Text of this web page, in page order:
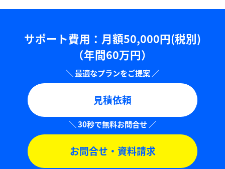
サポート費用：⽉額50,000円(税別)
（年間60万円）
見積依頼
お問合せ・資料請求